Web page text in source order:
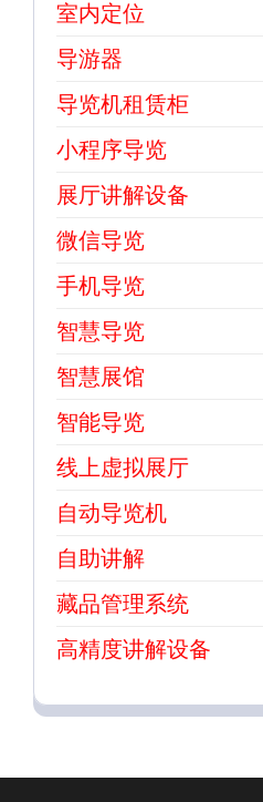
室内定位
导游器
导览机租赁柜
小程序导览
展厅讲解设备
微信导览
手机导览
智慧导览
智慧展馆
智能导览
线上虚拟展厅
自动导览机
自助讲解
藏品管理系统
高精度讲解设备